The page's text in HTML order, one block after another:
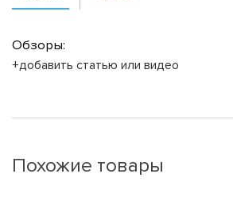
Обзоры:
+добавить статью или видео
Похожие товары